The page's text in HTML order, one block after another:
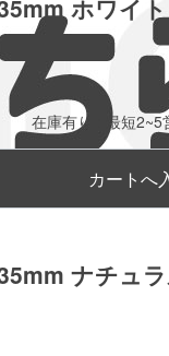
ホワイト
在庫有り : 最短2~5
ナチュ